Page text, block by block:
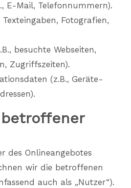
E-Mail, Telefonnummern).
Fotografien,
besuchte Webseiten,
Zugriffszeiten).
(z.B., Geräte-
des Onlineangebotes
wir die betroffenen
auch als „Nutzer“).